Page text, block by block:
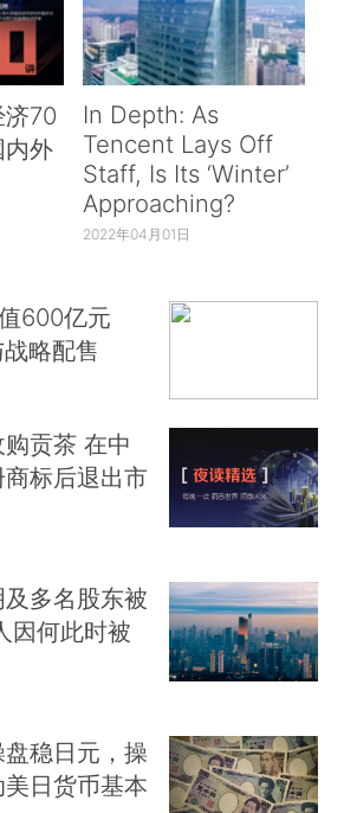
70
内外
In Depth: As
Tencent Lays Off
Staff, Is Its ‘Winter’
Approaching?
2022年04月01日
600亿元
略配售
贡茶 在中
标后退出市
及多名股东被
因何此时被
稳日元，操
日货币基本